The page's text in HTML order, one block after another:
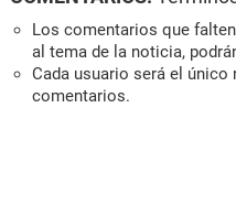
Los comentarios que
al tema de la noticia,
Cada usuario será el único
comentarios.